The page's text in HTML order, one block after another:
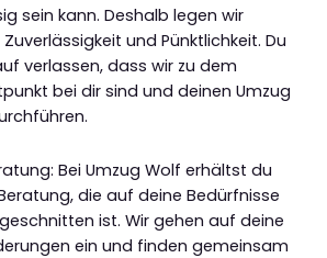
sein kann. Deshalb legen wir
und Pünktlichkeit. Du
verlassen, dass wir zu dem
bei dir sind und deinen Umzug
Bei Umzug Wolf erhältst du
die auf deine Bedürfnisse
ist. Wir gehen auf deine
ein und finden gemeinsam